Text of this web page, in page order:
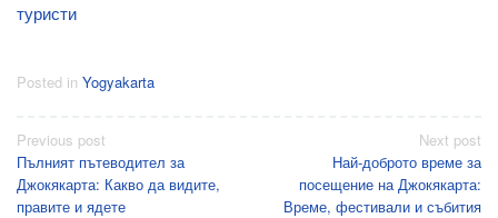
туристи
Posted in Yogyakarta
Post
navigation
Previous post
Пълният пътеводител за
Джокякарта: Какво да видите,
правите и ядете
Next post
Най-доброто време за
посещение на Джокякарта:
Време, фестивали и събития